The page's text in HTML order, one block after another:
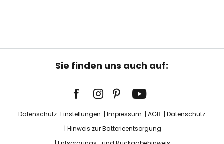
Sie finden uns auch auf:
Datenschutz-Einstellungen Impressum AGB
Datenschutz
Hinweis zur Batterieentsorgung